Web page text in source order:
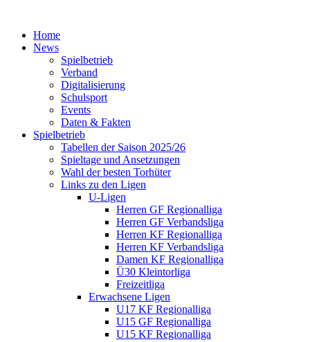
Home
News
Spielbetrieb
Verband
Digitalisierung
Schulsport
Events
Daten & Fakten
Spielbetrieb
Tabellen der Saison 2025/26
Spieltage und Ansetzungen
Wahl der besten Torhüter
Links zu den Ligen
U-Ligen
Herren GF Regionalliga
Herren GF Verbandsliga
Herren KF Regionalliga
Herren KF Verbandsliga
Damen KF Regionalliga
Ü30 Kleintorliga
Freizeitliga
Erwachsene Ligen
U17 KF Regionalliga
U15 GF Regionalliga
U15 KF Regionalliga